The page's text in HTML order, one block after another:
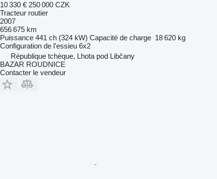
10 330 € 250 000 CZK
Tracteur routier
2007
656 675 km
Puissance 441 ch (324 kW) Capacité de charge 18 620 kg
Configuration de l'essieu 6x2
République tchèque, Lhota pod Libčany
BAZAR ROUDNICE
Contacter le vendeur